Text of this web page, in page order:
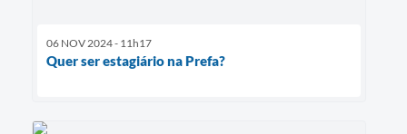
06 NOV 2024 - 11h17
Quer ser estagiário na Prefa?